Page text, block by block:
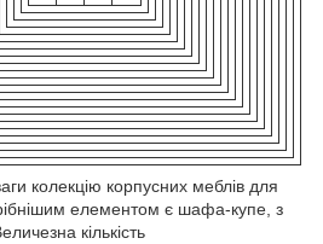
колекцію корпусних меблів для
елементом є шафа-купе, з
кількість